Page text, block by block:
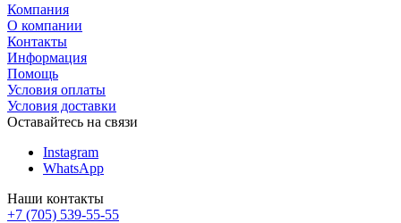
Компания
О компании
Контакты
Информация
Помощь
Условия оплаты
Условия доставки
Оставайтесь на связи
Instagram
WhatsApp
Наши контакты
+7 (705) 539-55-55